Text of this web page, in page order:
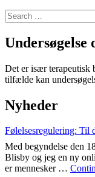
Search
for:
Undersøgelse
Det er især terapeutisk
tilfælde kan
Nyheder
Følelsesregulering: Til
Med begyndelse den
Blisby og jeg en ny
er mennesker …